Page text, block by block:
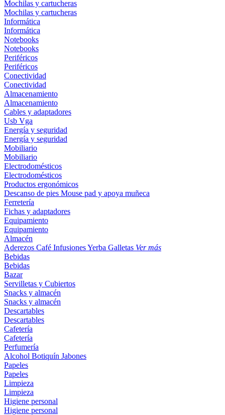
Mochilas y cartucheras
Mochilas y cartucheras
Informática
Informática
Notebooks
Notebooks
Periféricos
Periféricos
Conectividad
Conectividad
Almacenamiento
Almacenamiento
Cables y adaptadores
Usb Vga
Energía y seguridad
Energía y seguridad
Mobiliario
Mobiliario
Electrodomésticos
Electrodomésticos
Productos ergonómicos
Descanso de pies Mouse pad y apoya muñeca
Ferretería
Fichas y adaptadores
Equipamiento
Equipamiento
Almacén
Aderezos Café InfusionesYerba Galletas Ver más
Bebidas
Bebidas
Bazar
Servilletas y Cubiertos
Snacks y almacén
Snacks y almacén
Descartables
Descartables
Cafetería
Cafetería
Perfumería
Alcohol Botiquín Jabones
Papeles
Papeles
Limpieza
Limpieza
Higiene personal
Higiene personal